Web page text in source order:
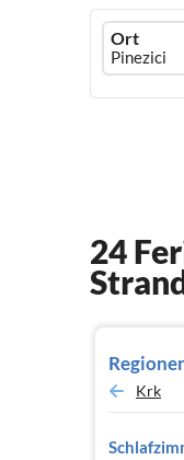
logo
Ort
24
Krk